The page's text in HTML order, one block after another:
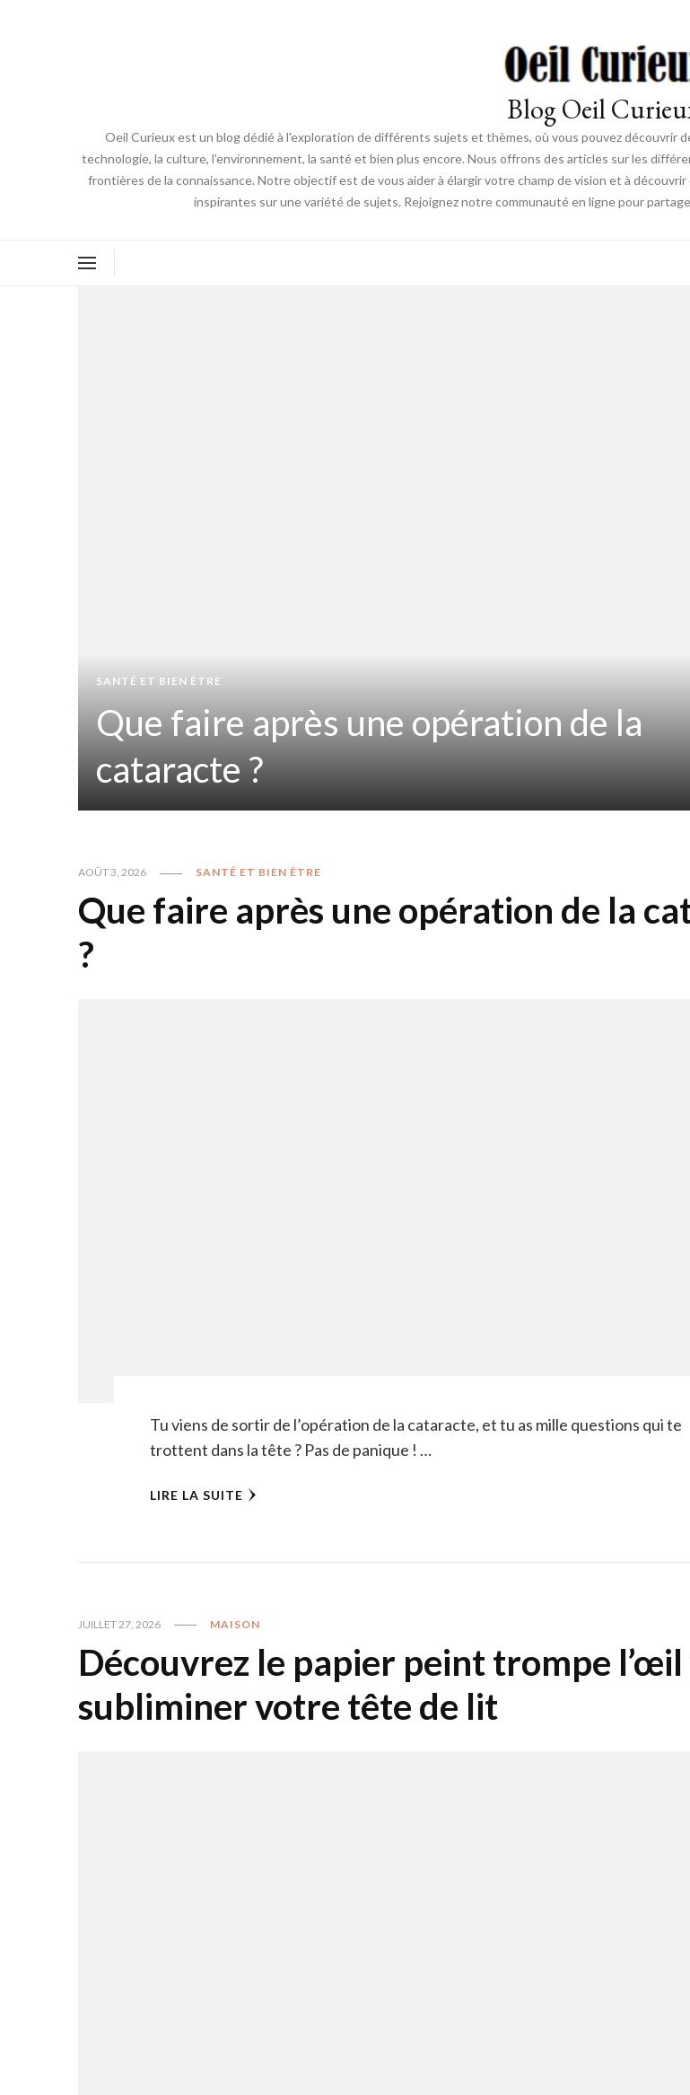
Blog Oeil
Oeil Curieux est un blog dédié à l'exploration de différents sujets et thèmes, où vous pouvez découvrir
technologie, la culture, l'environnement, la santé et bien plus encore. Nous offrons des articles sur les
frontières de la connaissance. Notre objectif est de vous aider à élargir votre champ de vision et à
inspirantes sur une variété de sujets. Rejoignez notre communauté en ligne pour
SANTÉ ET BIEN ÊTRE
Que faire après une opération de la
cataracte ?
AOÛT 3, 2026 SANTÉ ET BIEN ÊTRE
Que faire après une opération de la
?
Tu viens de sortir de l’opération de la cataracte, et tu as mille questions qui te
trottent dans la tête ? Pas de panique ! …
LIRE LA SUITE
JUILLET 27, 2026 MAISON
Découvrez le papier peint trompe
subliminer votre tête de lit